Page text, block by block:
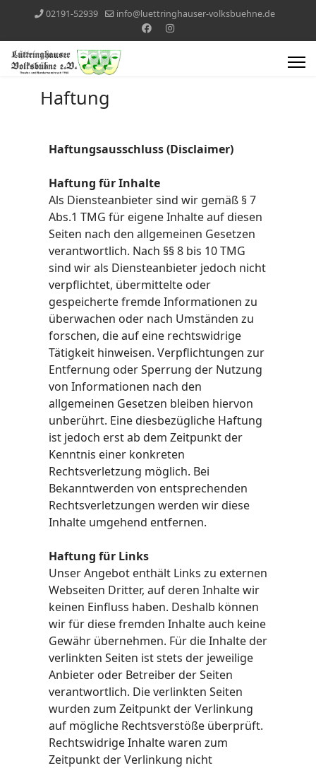
02191-52939 info@luettringhauser-volksbuehne.de
Haftung
Haftungsausschluss (Disclaimer)
Haftung für Inhalte
Als Diensteanbieter sind wir gemäß § 7
Abs.1 TMG für eigene Inhalte auf diesen
Seiten nach den allgemeinen Gesetzen
verantwortlich. Nach §§ 8 bis 10 TMG
sind wir als Diensteanbieter jedoch nicht
verpflichtet, übermittelte oder
gespeicherte fremde Informationen zu
überwachen oder nach Umständen zu
forschen, die auf eine rechtswidrige
Tätigkeit hinweisen. Verpflichtungen zur
Entfernung oder Sperrung der Nutzung
von Informationen nach den
allgemeinen Gesetzen bleiben hiervon
unberührt. Eine diesbezügliche Haftung
ist jedoch erst ab dem Zeitpunkt der
Kenntnis einer konkreten
Rechtsverletzung möglich. Bei
Bekanntwerden von entsprechenden
Rechtsverletzungen werden wir diese
Inhalte umgehend entfernen.
Haftung für Links
Unser Angebot enthält Links zu externen
Webseiten Dritter, auf deren Inhalte wir
keinen Einfluss haben. Deshalb können
wir für diese fremden Inhalte auch keine
Gewähr übernehmen. Für die Inhalte der
verlinkten Seiten ist stets der jeweilige
Anbieter oder Betreiber der Seiten
verantwortlich. Die verlinkten Seiten
wurden zum Zeitpunkt der Verlinkung
auf mögliche Rechtsverstöße überprüft.
Rechtswidrige Inhalte waren zum
Zeitpunkt der Verlinkung nicht